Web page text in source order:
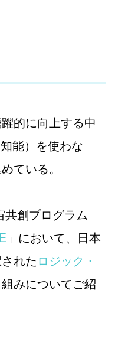
的に向上する中
能）を使わな
ている。
共創プログラム
」において、日本
れたロジック・
みについてご紹